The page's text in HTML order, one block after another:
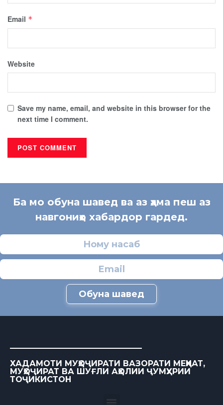
Email *
Website
Save my name, email, and website in this browser for the
next time I comment.
Ба мо обуна шавед ва аз ҳама пеш аз
навгониҳо хабардор гардед.
Обуна шавед
ХАДАМОТИ МУҲОҶИРАТИ ВАЗОРАТИ МЕҲНАТ,
МУҲОҶИРАТ ВА ШУҒЛИ АҲОЛИИ ҶУМҲУРИИ
ТОҶИКИСТОН